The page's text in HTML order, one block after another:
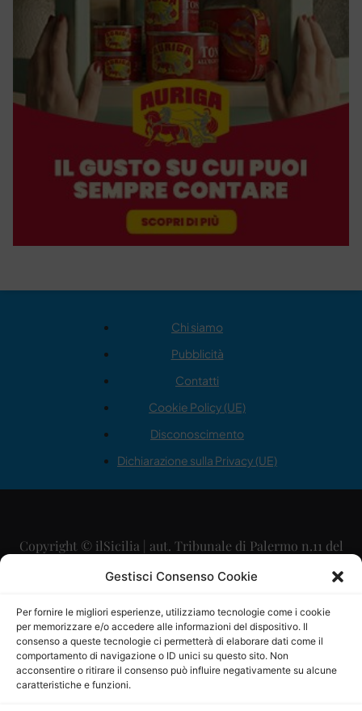
Gestisci Consenso Cookie
Per fornire le migliori esperienze, utilizziamo tecnologie come i cookie
per memorizzare e/o accedere alle informazioni del dispositivo. Il
consenso a queste tecnologie ci permetterà di elaborare dati come il
comportamento di navigazione o ID unici su questo sito. Non
acconsentire o ritirare il consenso può influire negativamente su alcune
caratteristiche e funzioni.
Chi siamo
Pubblicità
Contatti
Cookie Policy (UE)
Disconoscimento
Dichiarazione sulla Privacy (UE)
Copyright © ilSicilia | aut. Tribunale di Palermo n.11 del
29/09/2015
Direttore Editoriale: Maurizio Scaglione
Direttore Responsabile: Maria Calabrese